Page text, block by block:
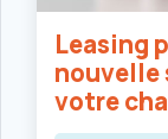
Leasing
nouvelle
votre